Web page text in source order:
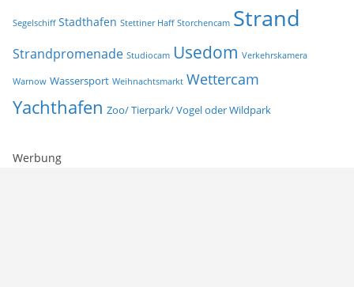
Segelschiff Stadthafen Stettiner Haff Storchencam Strand
Strandpromenade Studiocam Usedom Verkehrskamera
Warnow Wassersport Weihnachtsmarkt Wettercam
Yachthafen Zoo/ Tierpark/ Vogel oder Wildpark
Werbung